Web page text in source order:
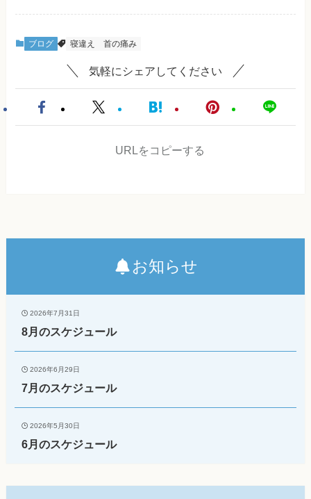
ブログ 寝違え 首の痛み
気軽にシェアしてください
URLをコピーする
お知らせ
2026年7月31日
8月のスケジュール
2026年6月29日
7月のスケジュール
2026年5月30日
6月のスケジュール